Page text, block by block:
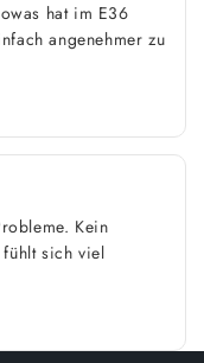
hat im E36
angenehmer zu
Kein
sich viel